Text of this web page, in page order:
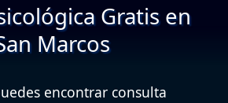
Gratis en
Marcos
encontrar consulta